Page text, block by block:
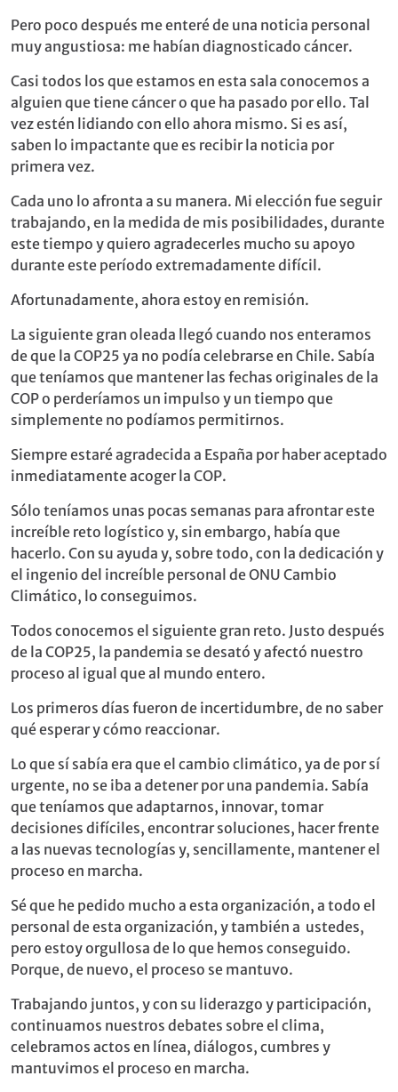
Pero poco después me enteré de una noticia personal
muy angustiosa: me habían diagnosticado cáncer.
Casi todos los que estamos en esta sala conocemos a
alguien que tiene cáncer o que ha pasado por ello. Tal
vez estén lidiando con ello ahora mismo. Si es así,
saben lo impactante que es recibir la noticia por
primera vez.
Cada uno lo afronta a su manera. Mi elección fue seguir
trabajando, en la medida de mis posibilidades, durante
este tiempo y quiero agradecerles mucho su apoyo
durante este período extremadamente difícil.
Afortunadamente, ahora estoy en remisión.
La siguiente gran oleada llegó cuando nos enteramos
de que la COP25 ya no podía celebrarse en Chile. Sabía
que teníamos que mantener las fechas originales de la
COP o perderíamos un impulso y un tiempo que
simplemente no podíamos permitirnos.
Siempre estaré agradecida a España por haber aceptado
inmediatamente acoger la COP.
Sólo teníamos unas pocas semanas para afrontar este
increíble reto logístico y, sin embargo, había que
hacerlo. Con su ayuda y, sobre todo, con la dedicación y
el ingenio del increíble personal de ONU Cambio
Climático, lo conseguimos.
Todos conocemos el siguiente gran reto. Justo después
de la COP25, la pandemia se desató y afectó nuestro
proceso al igual que al mundo entero.
Los primeros días fueron de incertidumbre, de no saber
qué esperar y cómo reaccionar.
Lo que sí sabía era que el cambio climático, ya de por sí
urgente, no se iba a detener por una pandemia. Sabía
que teníamos que adaptarnos, innovar, tomar
decisiones difíciles, encontrar soluciones, hacer frente
a las nuevas tecnologías y, sencillamente, mantener el
proceso en marcha.
Sé que he pedido mucho a esta organización, a todo el
personal de esta organización, y también a ustedes,
pero estoy orgullosa de lo que hemos conseguido.
Porque, de nuevo, el proceso se mantuvo.
Trabajando juntos, y con su liderazgo y participación,
continuamos nuestros debates sobre el clima,
celebramos actos en línea, diálogos, cumbres y
mantuvimos el proceso en marcha.